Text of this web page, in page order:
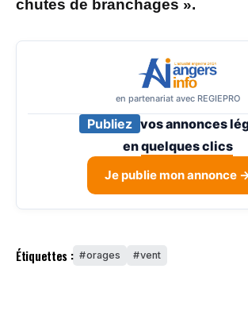
chutes de branchages ».
en partenariat avec REGIEPRO
Publiez vos annonces
enquelques clics
Je publie mon annonce
Étiquettes : orages vent